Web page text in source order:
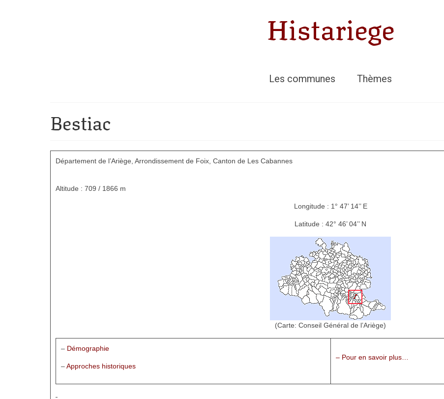
Histariege
Les communes Thèmes
Bestiac
Département de l’Ariège, Arrondissement de Foix, Canton de Les Cabannes
Altitude : 709 / 1866 m
Longitude : 1° 47’ 14’’ E
Latitude : 42° 46’ 04’’ N
(Carte: Conseil Général de l’Ariège)
– Démographie
–Approches historiques
– Pour en savoir plus…